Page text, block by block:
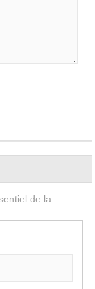
de la